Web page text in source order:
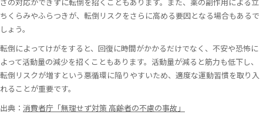
さの対応ができずに転倒を招くこともあります。また、薬の副作用による立
ちくらみやふらつきが、転倒リスクをさらに高める要因となる場合もあるで
しょう。
転倒によってけがをすると、回復に時間がかかるだけでなく、不安や恐怖に
よって活動量の減少を招くこともあります。活動量が減ると筋力も低下し、
転倒リスクが増すという悪循環に陥りやすいため、適度な運動習慣を取り入
れることが重要です。
出典： 消費者庁「無理せず対策 高齢者の不慮の事故」